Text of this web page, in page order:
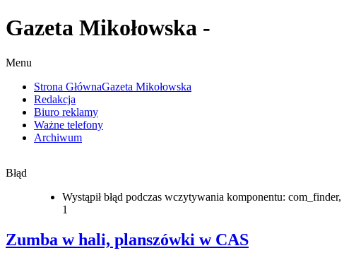
Gazeta Mikołowska -
Menu
Strona GłównaGazeta Mikołowska
Redakcja
Biuro reklamy
Ważne telefony
Archiwum
Błąd
Wystąpił błąd podczas wczytywania komponentu: com_finder,
1
Zumba w hali, planszówki w CAS